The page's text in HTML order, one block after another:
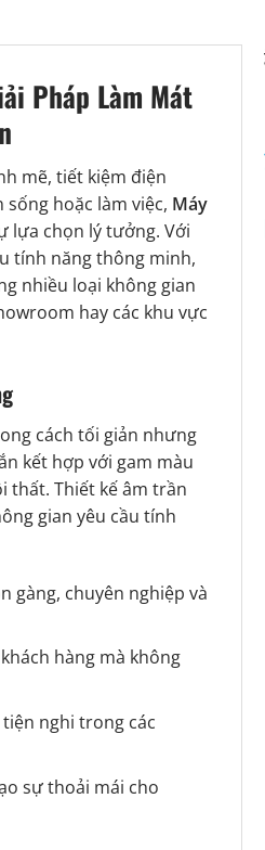
Pháp Làm Mát
mẽ, tiết kiệm điện
hoặc làm việc, Máy
lựa chọn lý tưởng. Với
tính năng thông minh,
nhiều loại không gian
hay các khu vực
cách tối giản nhưng
kết hợp với gam màu
thất. Thiết kế âm trần
gian yêu cầu tính
gàng, chuyên nghiệp và
hàng mà không
nghi trong các
sự thoải mái cho